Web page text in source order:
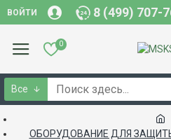
ВОЙТИ 8 (499) 707-
0
Все
ОБОРУДОВАНИЕ ДЛЯ